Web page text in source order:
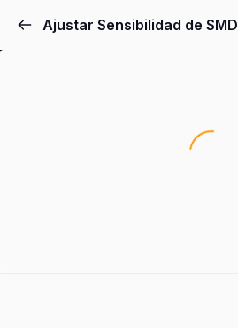
Ajustar Sensibilidad de SMD